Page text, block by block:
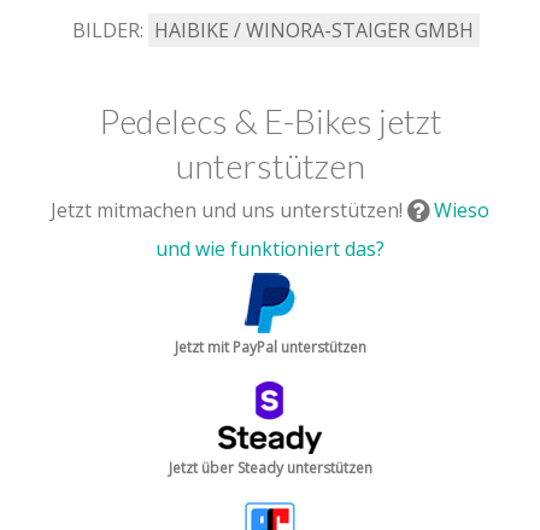
BILDER: HAIBIKE / WINORA-STAIGER GMBH
Pedelecs & E-Bikes jetzt
unterstützen
Jetzt mitmachen und uns unterstützen!
Wieso
und wie funktioniert das?
Jetzt mit PayPal unterstützen
Jetzt über Steady unterstützen